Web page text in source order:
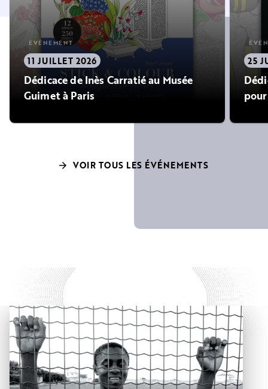
ÉVÈNEMENT
11 JUILLET 2026
Dédicace de Inès Carratié au Musée
Guimet à Paris
25
arrow_forward VOIR TOUS LES ÉVÉNEMENTS